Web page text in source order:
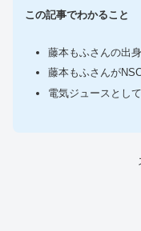
この記事でわかること
藤本もふさんの出
藤本もふさんが
電気ジュースとし